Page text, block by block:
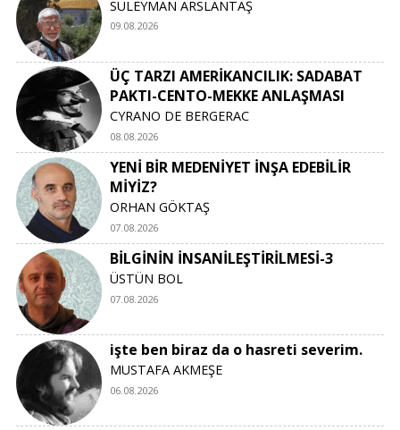
SÜLEYMAN ARSLANTAŞ
09.08.2026
ÜÇ TARZI AMERİKANCILIK: SADABAT
PAKTI-CENTO-MEKKE ANLAŞMASI
CYRANO DE BERGERAC
08.08.2026
YENİ BİR MEDENİYET İNŞA EDEBİLİR
MİYİZ?
ORHAN GÖKTAŞ
07.08.2026
BİLGİNİN İNSANİLEŞTİRİLMESİ-3
ÜSTÜN BOL
07.08.2026
işte ben biraz da o hasreti severim.
MUSTAFA AKMEŞE
06.08.2026